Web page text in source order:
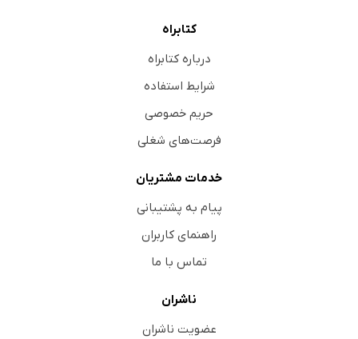
کتابراه
درباره کتابراه
شرایط استفاده
حریم خصوصی
فرصت‌های شغلی
خدمات مشتریان
پیام به پشتیبانی
راهنمای کاربران
تماس با ما
ناشران
عضویت ناشران